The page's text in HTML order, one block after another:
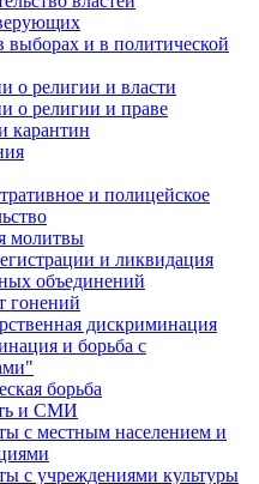
выборах и в политической
о религии и власти
о религии и праве
карантин
и полицейское
молитвы
и ликвидация
объединений
гонений
дискриминация
и борьба с
борьба
и СМИ
с местным населением и
с учреждениями культуры